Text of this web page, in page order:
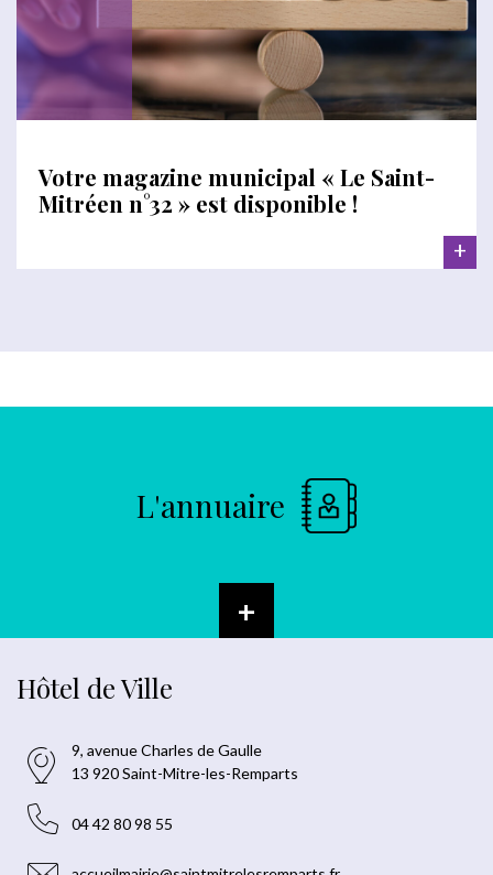
Votre magazine municipal « Le Saint-
Mitréen n°32 » est disponible !
+
L'annuaire
+
Hôtel de Ville
9, avenue Charles de Gaulle
13 920 Saint-Mitre-les-Remparts
04 42 80 98 55